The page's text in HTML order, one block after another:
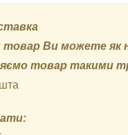
Ви можете як на
товар такими